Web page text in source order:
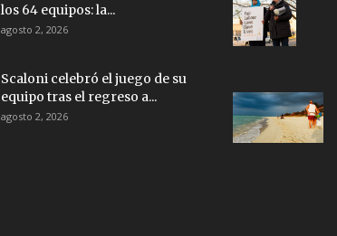
los 64 equipos: la...
agosto 2, 2026
Scaloni celebró el juego de su
equipo tras el regreso a...
agosto 2, 2026